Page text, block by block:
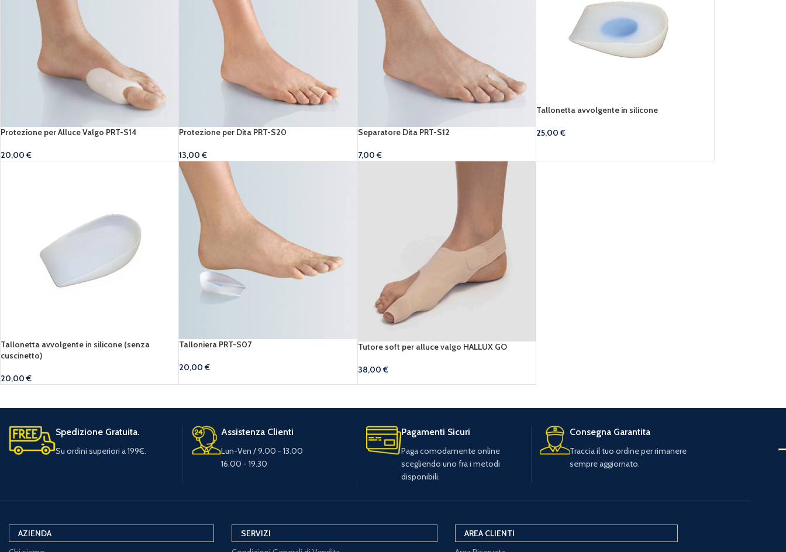
Protezione per Alluce Valgo PRT-S14
20,00€
Protezione per Dita PRT-S20
13,00€
Separatore Dita PRT-S12
7,00€
Tallonetta avvolgente in silicone
25,00€
Tallonetta avvolgente in silicone (senza
cuscinetto)
20,00€
Talloniera PRT-S07
20,00€
Tutore soft per alluce valgo HALLUX GO
38,00€
Spedizione Gratuita.
Su ordini superiori a 199€.
Assistenza Clienti
Lun-Ven / 9.00 - 13.00
16.00 - 19.30
Pagamenti Sicuri
Paga comodamente online
scegliendo uno fra i metodi
disponibili.
Consegna Garantita
Traccia il tuo ordine per rimanere
sempre aggiornato.
AZIENDA
SERVIZI
AREA CLIENTI